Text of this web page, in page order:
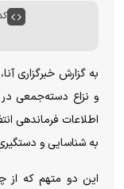
به گزارش خبرگزاری
و نزاع دسته‌جمعی
اطلاعات فرماندهی
به شناسایی و
این دو متهم که از